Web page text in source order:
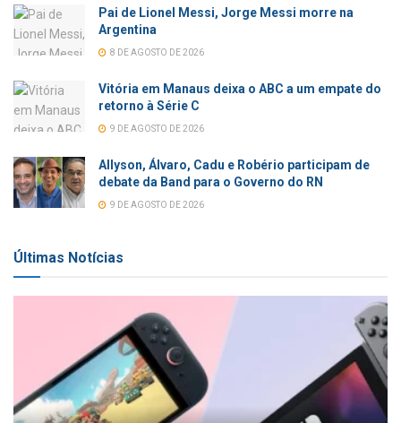
Pai de Lionel Messi, Jorge Messi morre na
Argentina
8 DE AGOSTO DE 2026
Vitória em Manaus deixa o ABC a um empate do
retorno à Série C
9 DE AGOSTO DE 2026
Allyson, Álvaro, Cadu e Robério participam de
debate da Band para o Governo do RN
9 DE AGOSTO DE 2026
Últimas Notícias